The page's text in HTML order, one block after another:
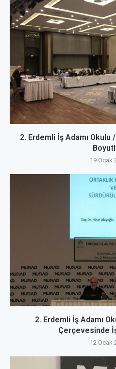
2. Erdemli İş Adamı Okulu
19 Ocak
2. Erdemli İş Adamı
Çerçevesinde
12 Ocak